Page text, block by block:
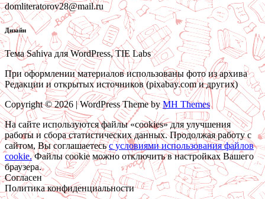
domliteratorov28@mail.ru
Дизайн
Тема Sahiva для WordPress, TIE Labs
При оформлении материалов использованы фото из архива
Редакции и открытых источников (pixabay.com и других)
Copyright © 2026 | WordPress Theme byMH Themes
На сайте используются файлы «cookies» для улучшения
работы и сбора статистических данных. Продолжая работу с
сайтом, Вы соглашаетесьc условиями использования файлов
cookie.Файлы cookie можно отключить в настройках Вашего
браузера.
Согласен
Политика конфиденциальности